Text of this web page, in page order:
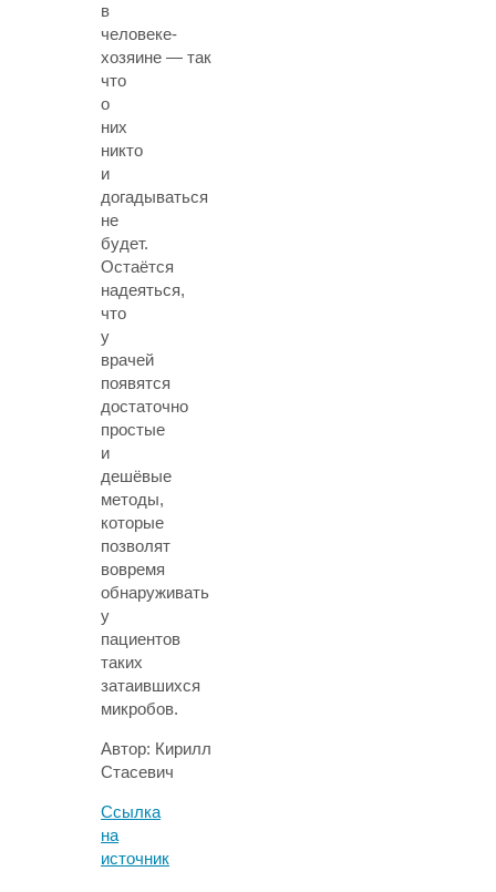
в
человеке-
хозяине — так
что
о
них
никто
и
догадываться
не
будет.
Остаётся
надеяться,
что
у
врачей
появятся
достаточно
простые
и
дешёвые
методы,
которые
позволят
вовремя
обнаруживать
у
пациентов
таких
затаившихся
микробов.
Автор: Кирилл
Стасевич
Ссылка
на
источник